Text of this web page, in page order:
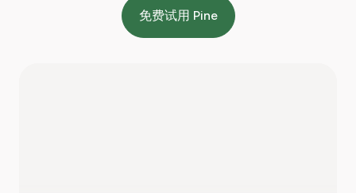
免费试用 Pine